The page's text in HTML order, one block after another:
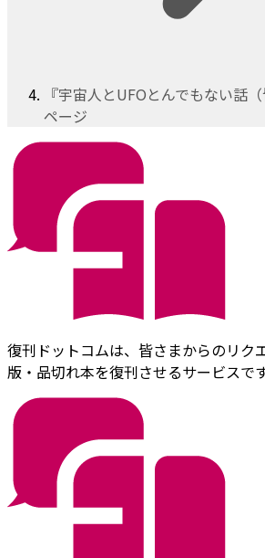
『宇宙人とUFOとんでもない話
ページ
復刊ドットコムは、皆さまからのリク
版・品切れ本を復刊させるサービスです